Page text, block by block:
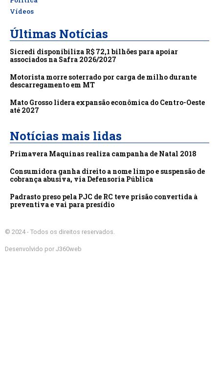
Vídeos
Últimas Notícias
Sicredi disponibiliza R$ 72,1 bilhões para apoiar
associados na Safra 2026/2027
Motorista morre soterrado por carga de milho durante
descarregamento em MT
Mato Grosso lidera expansão econômica do Centro-Oeste
até 2027
Notícias mais lidas
Primavera Maquinas realiza campanha de Natal 2018
Consumidora ganha direito a nome limpo e suspensão de
cobrança abusiva, via Defensoria Pública
Padrasto preso pela PJC de RC teve prisão convertida à
preventiva e vai para presídio
© 2024 - Todos os direitos reservados.
Desenvolvido por J360web